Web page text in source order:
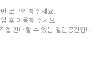
로그인 해주세요.
후 이용해 주세요.
접 판매할 수 있는 열린공간입니